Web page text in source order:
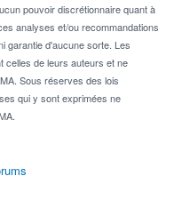
pouvoir discrétionnaire quant à
analyses et/ou recommandations
garantie d'aucune sorte. Les
celles de leurs auteurs et ne
Sous réserves des lois
qui y sont exprimées ne